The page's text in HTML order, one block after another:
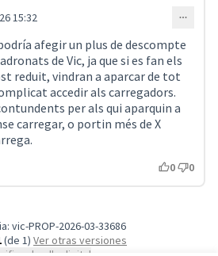
15:32
afegir un plus de descompte
de Vic, ja que si es fan els
reduit, vindran a aparcar de tot
accedir als carregadors.
per als qui aparquin a
carregar, o portin més de X
0 0
vic-PROP-2026-03-33686
(de 1)
ver otras versiones